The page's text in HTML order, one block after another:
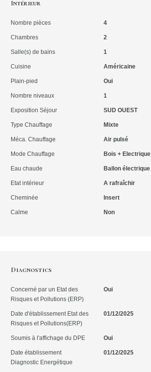
Intérieur
Nombre pièces 4
Chambres 2
Salle(s) de bains 1
Cuisine Américaine
Plain-pied Oui
Nombre niveaux 1
Exposition Séjour SUD OUEST
Type Chauffage Mixte
Méca. Chauffage Air pulsé
Mode Chauffage Bois + Electrique
Eau chaude Ballon électrique
Etat intérieur A rafraîchir
Cheminée Insert
Calme Non
Diagnostics
Concerné par un Etat des
Risques et Pollutions (ERP)
Oui
Date d'établissement Etat des
Risques et Pollutions(ERP)
01/12/2025
Soumis à l'affichage du DPE Oui
Date établissement
Diagnostic Energétique
01/12/2025